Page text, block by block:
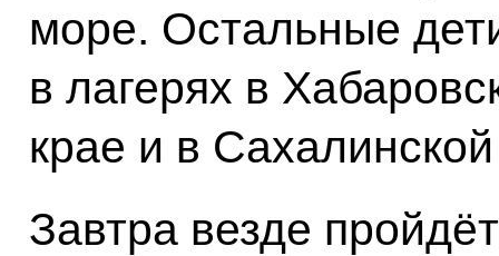
море. Остальные
в лагерях в
крае и в
Завтра везде